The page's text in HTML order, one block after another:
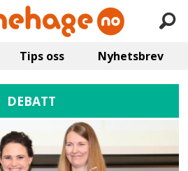
Tips oss Nyhetsbrev
DEBATT